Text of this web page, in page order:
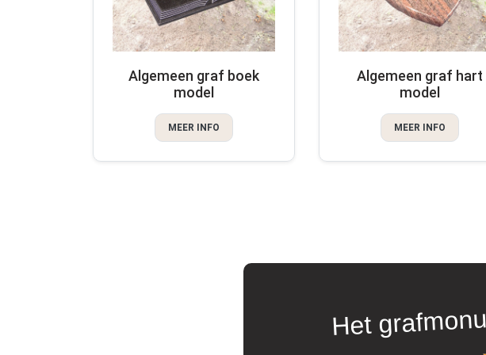
Algemeen graf boek
model
MEER INFO
Algemeen graf hart
model
MEER INFO
Het